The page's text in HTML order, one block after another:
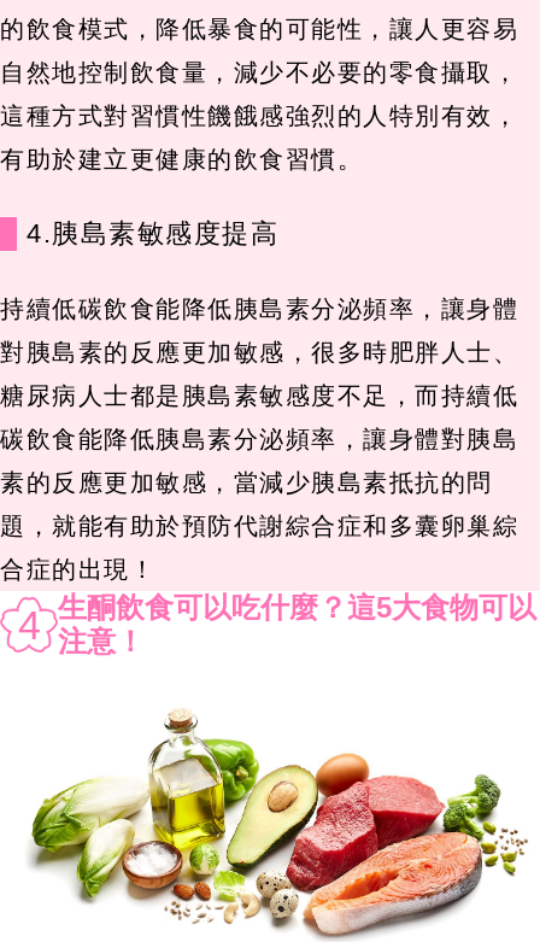
的飲食模式，降低暴食的可能性，讓人更容易
自然地控制飲食量，減少不必要的零食攝取，
這種方式對習慣性饑餓感強烈的人特別有效，
有助於建立更健康的飲食習慣。
4.胰島素敏感度提高
持續低碳飲食能降低胰島素分泌頻率，讓身體
對胰島素的反應更加敏感，很多時肥胖人士、
糖尿病人士都是胰島素敏感度不足，而持續低
碳飲食能降低胰島素分泌頻率，讓身體對胰島
素的反應更加敏感，當減少胰島素抵抗的問
題，就能有助於預防代謝綜合症和多囊卵巢綜
合症的出現！
4 生酮飲食可以吃什麼？這5大食物可以
注意！